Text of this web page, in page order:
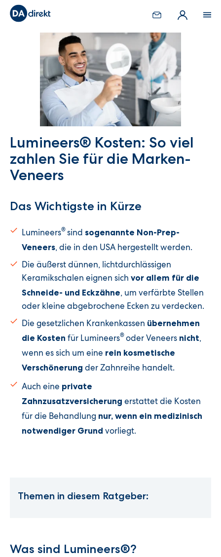
Lumineers® Kosten: So viel
zahlen Sie für die Marken-
Veneers
Das Wichtigste in Kürze
Lumineers® sind sogenannte Non-Prep-
Veneers, die in den USA hergestellt werden.
Die äußerst dünnen, lichtdurchlässigen
Keramikschalen eignen sich vor allem für die
Schneide- und Eckzähne, um verfärbte Stellen
oder kleine abgebrochene Ecken zu verdecken.
Die gesetzlichen Krankenkassen übernehmen
die Kosten für Lumineers® oder Veneers nicht,
wenn es sich um eine rein kosmetische
Verschönerung der Zahnreihe handelt.
Auch eine private
Zahnzusatzversicherung erstattet die Kosten
für die Behandlung nur, wenn ein medizinisch
notwendiger Grund vorliegt.
Themen in diesem Ratgeber:
Was sind Lumineers®?